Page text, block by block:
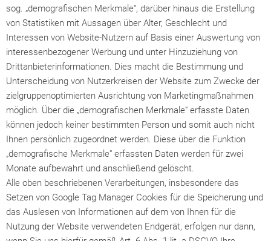
sog. „demografischen Merkmale“, darüber hinaus die Erstellung
von Statistiken mit Aussagen über Alter, Geschlecht und
Interessen von Website-Nutzern auf Basis einer Auswertung von
interessenbezogener Werbung und unter Hinzuziehung von
Drittanbieterinformationen. Dies macht die Bestimmung und
Unterscheidung von Nutzerkreisen der Website zum Zwecke der
zielgruppenoptimierten Ausrichtung von Marketingmaßnahmen
möglich. Über die „demografischen Merkmale“ erfasste Daten
können jedoch keiner bestimmten Person und somit auch nicht
Ihnen persönlich zugeordnet werden. Diese über die Funktion
„demografische Merkmale“ erfassten Daten werden für zwei
Monate aufbewahrt und anschließend gelöscht.
Alle oben beschriebenen Verarbeitungen, insbesondere das
Setzen von Google Tag Manager Cookies für die Speicherung und
das Auslesen von Informationen auf dem von Ihnen für die
Nutzung der Website verwendeten Endgerät, erfolgen nur dann,